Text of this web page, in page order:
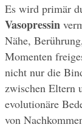
Es wird primär
Vasopressin
Nähe,
Momenten
nicht nur die
zwischen Eltern
evolutionäre
von